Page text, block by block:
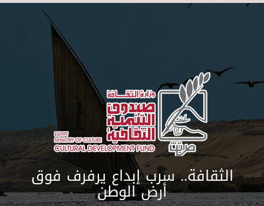
Skip to main content
الثقافة.. سرب إبداع يرفرف فوق
أرض الوطن